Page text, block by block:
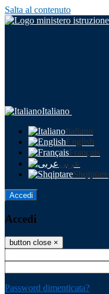
Salta al contenuto
Italiano
Italiano
English
Français
عربى
Shqiptare
Accedi
Accedi
button close ×
Password dimenticata?